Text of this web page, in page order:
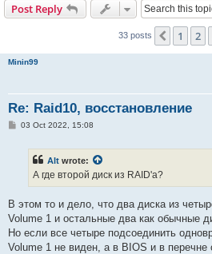
Post Reply
33 posts 1 2
Minin99
Re: Raid10, восстановление
P03 Oct 2022, 15:08
Alt wrote:
А где второй диск из RAID'а?
В этом то и дело, что два диска из
Volume 1 и остальные два как обычные
Но если все четыре подсоединить
Volume 1 не виден, а в BIOS и в перечне